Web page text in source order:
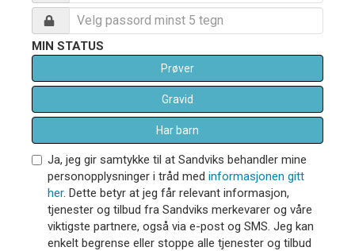
MIN STATUS
Prøver
Gravid
Har barn
Ja, jeg gir samtykke til at Sandviks behandler mine
personopplysninger i tråd med informasjonen gitt
her. Dette betyr at jeg får relevant informasjon,
tjenester og tilbud fra Sandviks merkevarer og våre
viktigste partnere, også via e-post og SMS. Jeg kan
enkelt begrense eller stoppe alle tjenester og tilbud